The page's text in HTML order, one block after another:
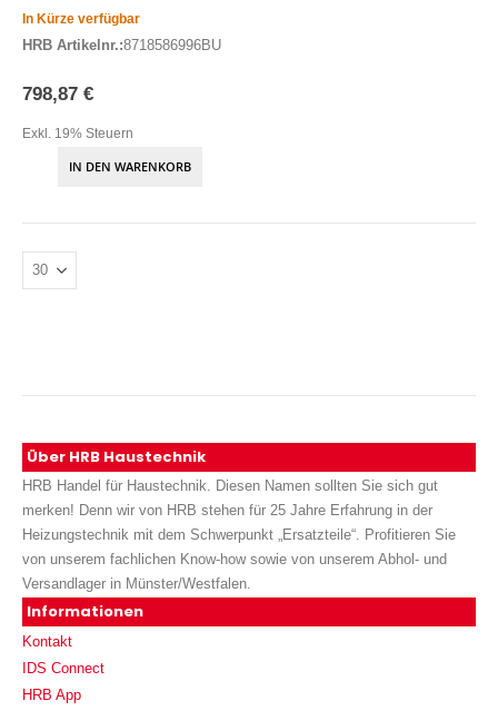
In Kürze verfügbar
HRB Artikelnr.:8718586996BU
798,87 €
Exkl. 19% Steuern
IN DEN WARENKORB
Über HRB Haustechnik
HRB Handel für Haustechnik. Diesen Namen sollten Sie sich gut
merken! Denn wir von HRB stehen für 25 Jahre Erfahrung in der
Heizungstechnik mit dem Schwerpunkt „Ersatzteile“. Profitieren Sie
von unserem fachlichen Know-how sowie von unserem Abhol- und
Versandlager in Münster/Westfalen.
Informationen
Kontakt
IDS Connect
HRB App